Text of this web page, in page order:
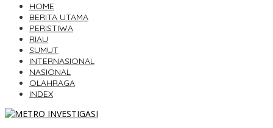
HOME
BERITA UTAMA
PERISTIWA
RIAU
SUMUT
INTERNASIONAL
NASIONAL
OLAHRAGA
INDEX